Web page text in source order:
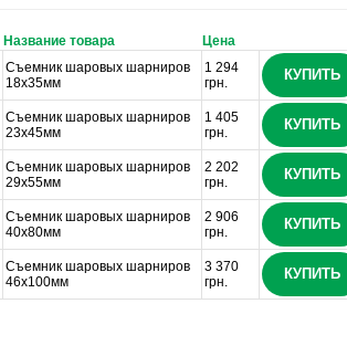
Название товара Цена
Съемник шаровых шарниров
18х35мм
1 294
грн.
КУПИТЬ
Съемник шаровых шарниров
23х45мм
1 405
грн.
КУПИТЬ
Съемник шаровых шарниров
29х55мм
2 202
грн.
КУПИТЬ
Съемник шаровых шарниров
40х80мм
2 906
грн.
КУПИТЬ
Съемник шаровых шарниров
46х100мм
3 370
грн.
КУПИТЬ